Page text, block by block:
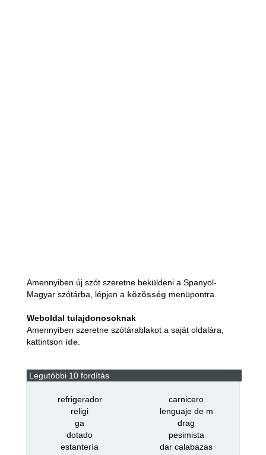
Amennyiben új szót szeretne beküldeni a Spanyol-
Magyar szótárba, lépjen a közösség menüpontra.
Weboldal tulajdonosoknak
Amennyiben szeretne szótárablakot a saját oldalára,
kattintson ide.
Legutóbbi 10 fordítás
refrigerador
carnicero
religi
lenguaje de m
ga
drag
dotado
pesimista
estantería
dar calabazas